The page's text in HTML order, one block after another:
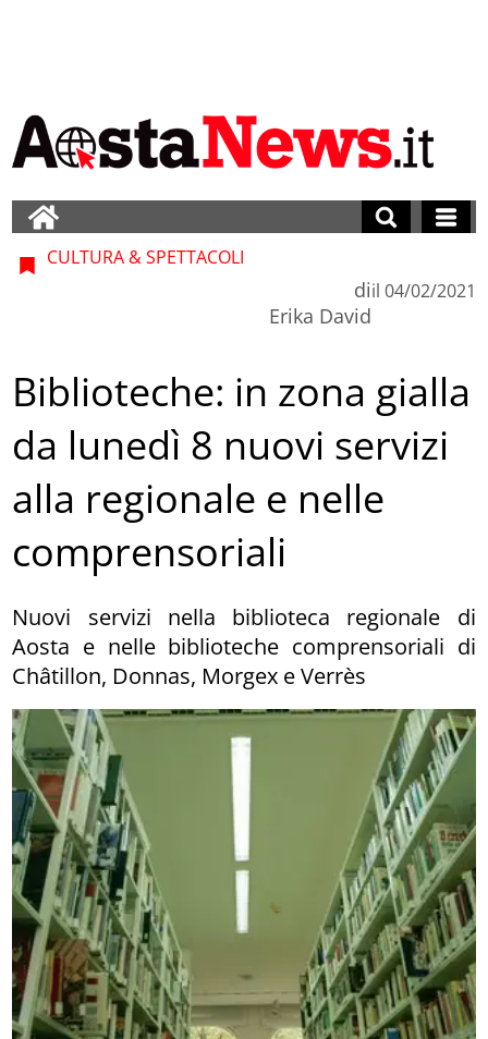
CULTURA & SPETTACOLI
di
Erika David
il 04/02/2021
Biblioteche: in zona gialla
da lunedì 8 nuovi servizi
alla regionale e nelle
comprensoriali
Nuovi servizi nella biblioteca regionale di
Aosta e nelle biblioteche comprensoriali di
Châtillon, Donnas, Morgex e Verrès